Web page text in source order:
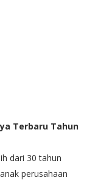
Terbaru Tahun
dari 30 tahun
perusahaan